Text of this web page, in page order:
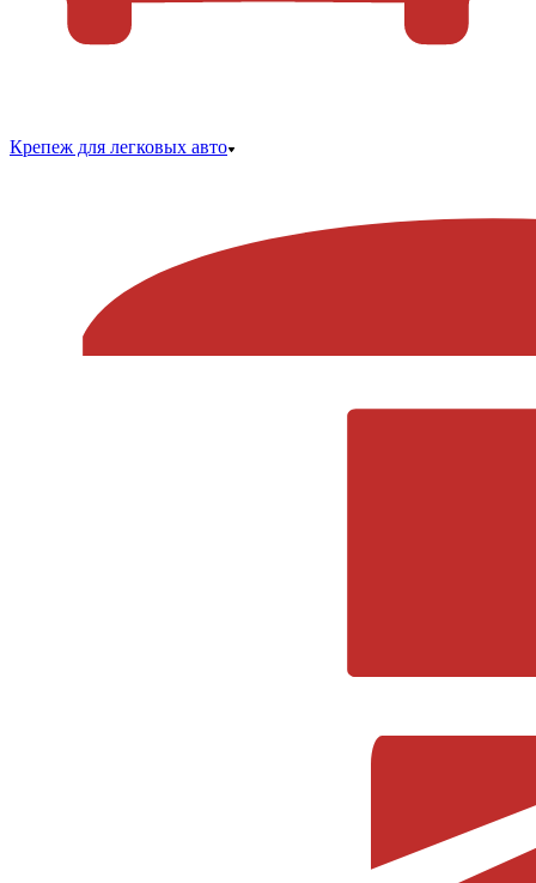
Крепеж для легковых авто